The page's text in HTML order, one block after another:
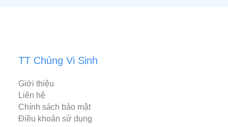
TT Chủng Vi Sinh
Giới thiệu
Liên hệ
Chính sách bảo mật
Điều khoản sử dụng